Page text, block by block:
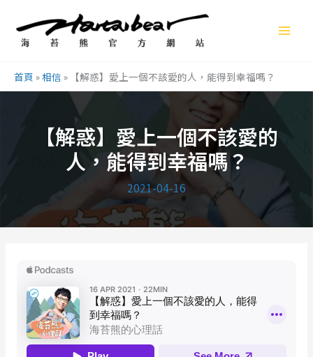
首頁 »相信 » 【解惑】愛上一個不該愛的人，能得到幸福嗎？
【解惑】愛上一個不該愛的
人，能得到幸福嗎？
2021-04-16